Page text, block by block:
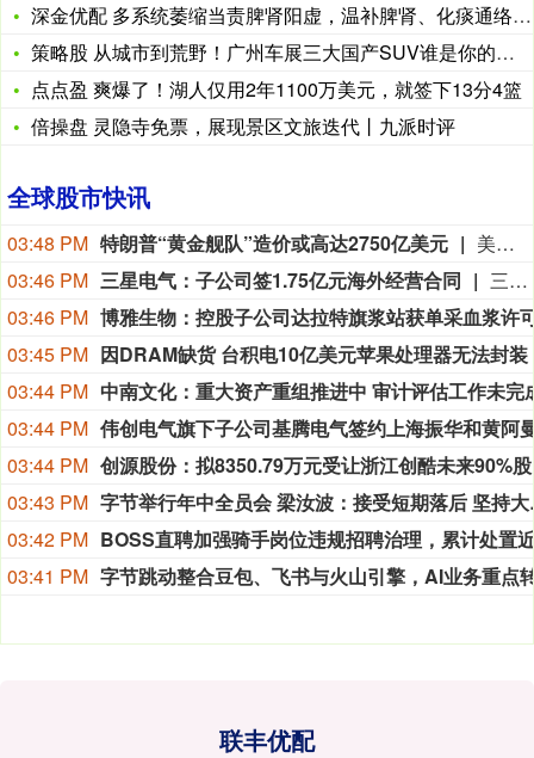
深金优配 多系统萎缩当责脾肾阳虚，温补脾肾、化痰通络是关键
策略股 从城市到荒野！广州车展三大国产SUV谁是你的菜？
点点盈 爽爆了！湖人仅用2年1100万美元，就签下13分4篮
倍操盘 灵隐寺免票，展现景区文旅迭代丨九派时评
全球股市快讯
03:48 PM 特朗普“黄金舰队”造价或高达2750亿美元
美国国会预算办公室5日发布的报告估算，美国总统特朗普要求打造的海军全新核动力“黄金舰队”可能需要在今后数十年间支出约2750亿美元。其中，首艘“特朗普级”战列舰“无畏”号预估造价比原来至少高50%。特朗普2025年12月宣布美军将打造“黄金舰队”，首批建造两艘战列舰，之后将很快再建造8艘，最终将有20至25艘新型战列舰。这些战列舰排水量为3万至4万吨，配备高超音速武器、轨道炮、巡航导弹和激光武器，将成为美国海军舰队的旗舰。国会预算办公室5日的报告说，依照美国海军最初向国会提交的预算，首舰“无畏”号以2026年美元价值计算，成本约为151亿美元，第二艘和第三艘战列舰平均造价为102亿美元。（新华社）
03:46 PM 三星电气：子公司签1.75亿元海外经营合同
三星电气公告称，下属控股子公司福克斯签订波兰电力局AMI智能计量基础设施交付项目，合同金额总计97,295,900兹罗提，约合1.75亿元人民币，占公司2025年度经审计营收的1.22%。该合同履行将对业绩产生积极影响，是公司在波兰用电业务重要突破，利于巩固欧洲业务优势。不过，合同履行存在不可抗力、国际贸易政策等风险。
03:46 PM
03:45 PM 因DRAM缺货 台积电10亿美元苹果处理器无法封装
03:44 PM
03:44 PM
03:44 PM
03:43 PM
字节举
03:42 PM
03:41 PM
联丰优配